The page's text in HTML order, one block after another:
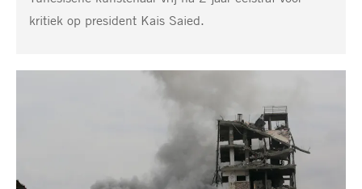
kritiek op president Kais Saied.